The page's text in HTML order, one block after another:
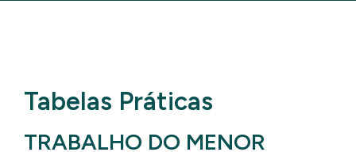
Tabelas Práticas
TRABALHO DO MENOR